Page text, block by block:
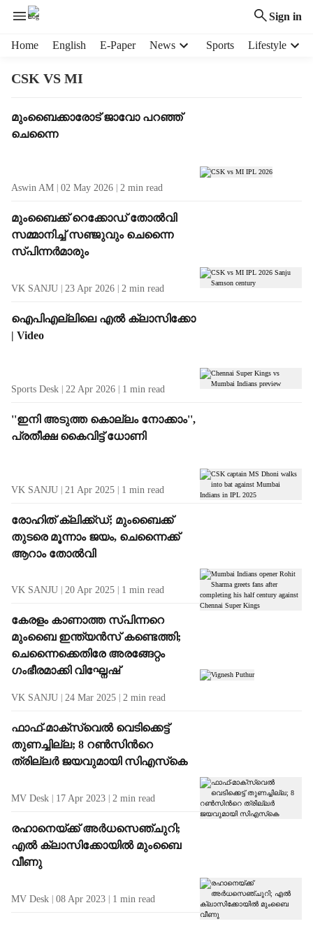
Sign in
Home English E-Paper News Sports Lifestyle
CSK VS MI
T
a
s
l
t
s
മുംബൈക്കാരോട് ജാവോ പറഞ്ഞ്
ചെന്നൈ
Aswin AM 02 May 2026 2 min read
മുംബൈക്ക് റെക്കോഡ് തോൽവി
സമ്മാനിച്ച് സഞ്ജുവും ചെന്നൈ
സ്പിന്നർമാരും
VK SANJU 23 Apr 2026 2 min read
ഐപിഎല്ലിലെ എൽ ക്ലാസിക്കോ
| Video
Sports Desk 22 Apr 2026 1 min read
''ഇനി അടുത്ത കൊല്ലം നോക്കാം'',
പ്രതീക്ഷ കൈവിട്ട് ധോണി
VK SANJU 21 Apr 2025 1 min read
രോഹിത് ക്ലിക്ക്ഡ്; മുംബൈക്ക്
തുടരെ മൂന്നാം ജയം, ചെന്നൈക്ക്
ആറാം തോൽവി
VK SANJU 20 Apr 2025 1 min read
കേരളം കാണാത്ത സ്പിന്നറെ
മുംബൈ ഇന്ത്യൻസ് കണ്ടെത്തി;
ചെന്നൈക്കെതിരേ അരങ്ങേറ്റം
ഗംഭീരമാക്കി വിഘ്നേഷ്
VK SANJU 24 Mar 2025 2 min read
ഫാഫ്-മാക്‌സ്‌വെല്‍ വെടിക്കെട്ട്
തുണച്ചില്ല; 8 റണ്‍സിന്‍റെ
ത്രില്ലർ ജയവുമായി സിഎസ്‌കെ
MV Desk 17 Apr 2023 2 min read
രഹാനെയ്ക്ക് അര്‍ധസെഞ്ചുറി;
എല്‍ ക്ലാസിക്കോയില്‍ മുംബൈ
വീണു
MV Desk 08 Apr 2023 1 min read